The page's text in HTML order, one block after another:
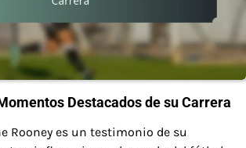
Destacados de su Carrera
Rooney es un testimonio de su